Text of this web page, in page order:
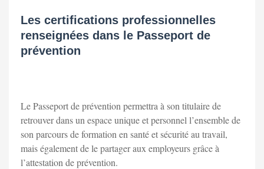
Les certifications professionnelles
renseignées dans le Passeport de
prévention
Le Passeport de prévention permettra à son titulaire de
retrouver dans un espace unique et personnel l’ensemble de
son parcours de formation en santé et sécurité au travail,
mais également de le partager aux employeurs grâce à
l’attestation de prévention.